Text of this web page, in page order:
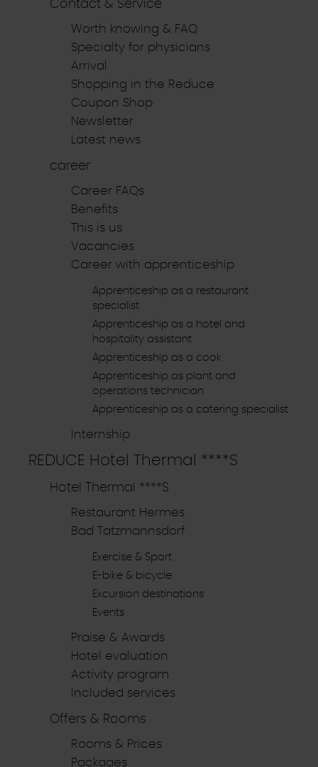
Contact & Service
Worth knowing & FAQ
Specialty for physicians
Arrival
Shopping in the Reduce
Coupon Shop
Newsletter
Latest news
career
Career FAQs
Benefits
This is us
Vacancies
Career with apprenticeship
Apprenticeship as a restaurant
specialist
Apprenticeship as a hotel and
hospitality assistant
Apprenticeship as a cook
Apprenticeship as plant and
operations technician
Apprenticeship as a catering specialist
Internship
REDUCE Hotel Thermal ****S
Hotel Thermal ****S
Restaurant Hermes
Bad Tatzmannsdorf
Exercise & Sport
E-bike & bicycle
Excursion destinations
Events
Praise & Awards
Hotel evaluation
Activity program
Included services
Offers & Rooms
Rooms & Prices
Packages